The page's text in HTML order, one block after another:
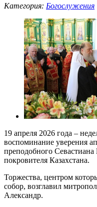
Категория: Богослужения
19 апреля 2026 года –
воспоминание уверения
преподобного Севастиана
покровителя Казахстана.
Торжества, центром
собор, возглавил
Александр.